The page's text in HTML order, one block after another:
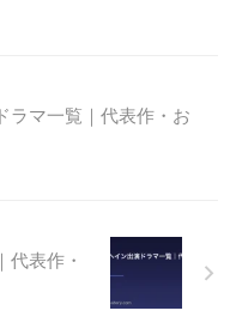
ラマ一覧｜代表作・お
表作・